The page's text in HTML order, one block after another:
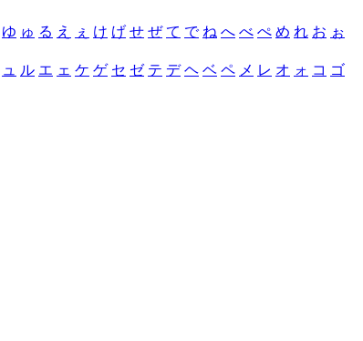
ゆ ゅ る え ぇ け げ せ ぜ て で ね へ べ ぺ め れ お ぉ
ュ ル エ ェ ケ ゲ セ ゼ テ デ ヘ ベ ペ メ レ オ ォ コ ゴ